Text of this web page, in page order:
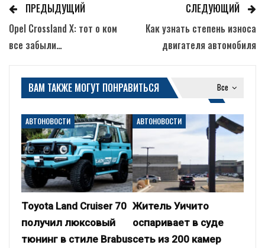
ПРЕДЫДУЩИЙ
Opel Crossland X: тот о ком
все забыли…
СЛЕДУЮЩИЙ
Как узнать степень износа
двигателя автомобиля
Все
ВАМ ТАКЖЕ МОГУТ ПОНРАВИТЬСЯ
АВТОНОВОСТИ
Toyota Land Cruiser 70
получил люксовый
тюнинг в стиле Brabus
АВТОНОВОСТИ
Житель Уичито
оспаривает в суде
сеть из 200 камер